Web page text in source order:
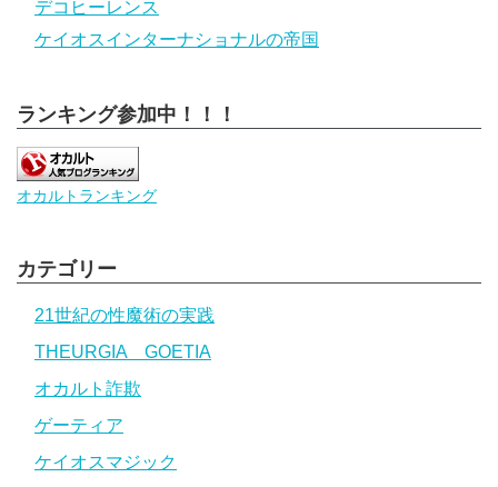
デコヒーレンス
ケイオスインターナショナルの帝国
ランキング参加中！！！
オカルトランキング
カテゴリー
21世紀の性魔術の実践
THEURGIA GOETIA
オカルト詐欺
ゲーティア
ケイオスマジック